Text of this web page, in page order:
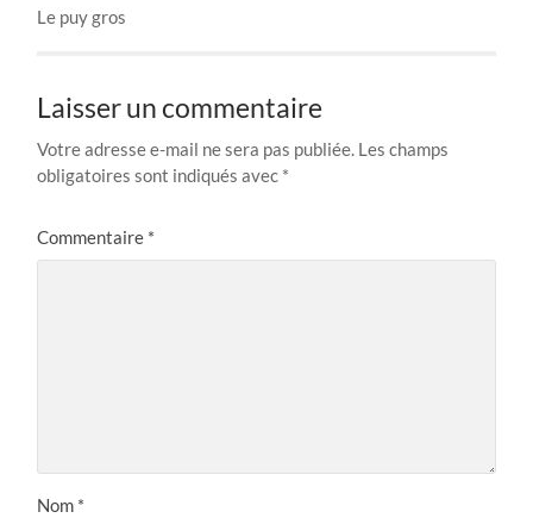
Le puy gros
Laisser un commentaire
Votre adresse e-mail ne sera pas publiée. Les champs
obligatoires sont indiqués avec *
Commentaire *
Nom *